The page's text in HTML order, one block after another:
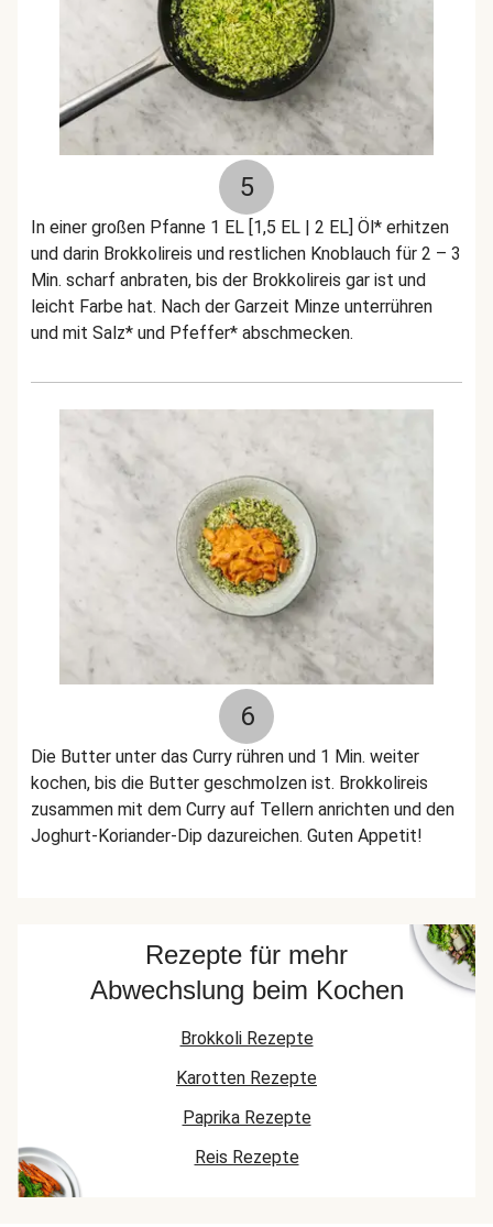
5
In einer großen Pfanne 1 EL [1,5 EL | 2 EL] Öl* erhitzen
und darin Brokkolireis und restlichen Knoblauch für 2 – 3
Min. scharf anbraten, bis der Brokkolireis gar ist und
leicht Farbe hat. Nach der Garzeit Minze unterrühren
und mit Salz* und Pfeffer* abschmecken.
6
Die Butter unter das Curry rühren und 1 Min. weiter
kochen, bis die Butter geschmolzen ist. Brokkolireis
zusammen mit dem Curry auf Tellern anrichten und den
Joghurt-Koriander-Dip dazureichen. Guten Appetit!
Rezepte für mehr
Abwechslung beim Kochen
Brokkoli Rezepte
Karotten Rezepte
Paprika Rezepte
Reis Rezepte